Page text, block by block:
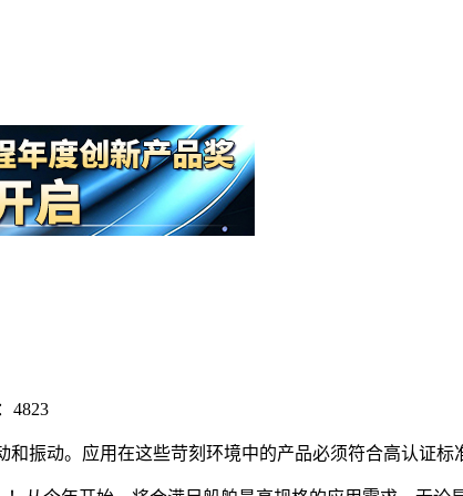
4823
振动。应用在这些苛刻环境中的产品必须符合高认证标